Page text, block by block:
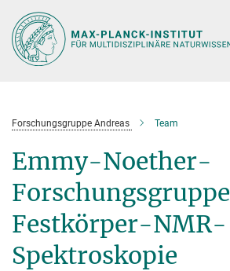
Hauptinhalt
Forschungsgruppe Andreas Team
Emmy-Noether-
Forschungsgruppe
Festkörper-NMR-
Spektroskopie